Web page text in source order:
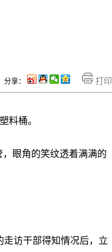
打印
分享：
料桶。
眼角的笑纹透着满满的
访干部得知情况后，立